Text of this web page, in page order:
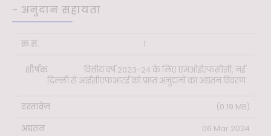
- अनुदान सहायता
क्र.सं. अद्यतन
1
वित्तीय वर्ष 2023-24 के लिए एमओईएफसीसी, नई
दिल्ली से आईसीएफआरई को प्राप्त अनुदानों का अद्यतन विवरण
(0.19 MB)
06 Mar 2024